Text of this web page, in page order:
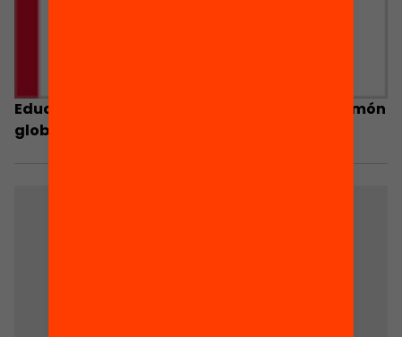
Educar la creativitat i l’emprenedoria en un món
globalitzat